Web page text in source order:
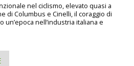
nel ciclismo, elevato quasi a
di Columbus e Cinelli, il coraggio di
nell’industria italiana e